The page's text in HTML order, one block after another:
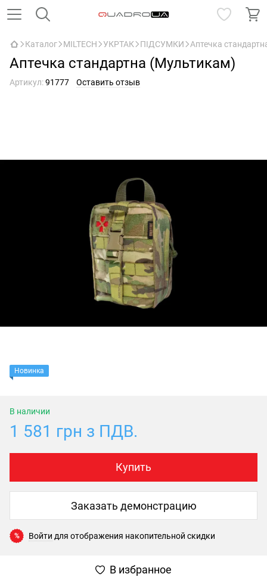
Каталог MILTECH УКРТАК ПІДСУМКИ Аптечка
Аптечка стандартна (Мультикам)
Артикул:91777 Оставить отзыв
Новинка
В наличии
1 581 грн з ПДВ.
Купить
Заказать демонстрацию
% Войти для отображения накопительной скидки
В избранное